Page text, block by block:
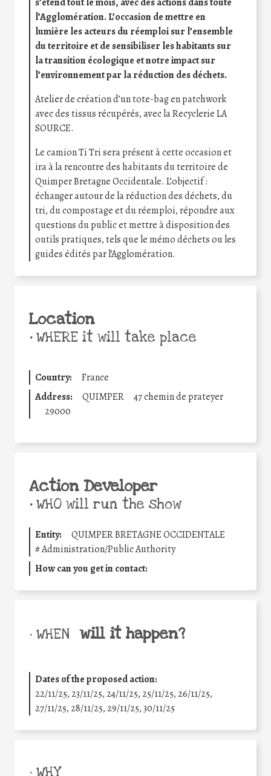
l’Agglomération. L’occasion de mettre en
lumière les acteurs du réemploi sur l’ensemble
du territoire et de sensibiliser les habitants sur
la transition écologique et notre impact sur
l’environnement par la réduction des déchets.
Atelier de création d’un tote-bag en patchwork
avec des tissus récupérés, avec la Recyclerie LA
SOURCE.
Le camion Ti Tri sera présent à cette occasion et
ira à la rencontre des habitants du territoire de
Quimper Bretagne Occidentale. L’objectif :
échanger autour de la réduction des déchets, du
tri, du compostage et du réemploi, répondre aux
questions du public et mettre à disposition des
outils pratiques, tels que le mémo déchets ou les
guides édités par l’Agglomération.
Location
•WHERE it will take place
Country:
France
Address:
QUIMPER
47 chemin de prateyer
29000
Action Developer
•WHO will run the show
Entity:
QUIMPER BRETAGNE OCCIDENTALE
#Administration/Public Authority
How can you get in contact:
• WHEN will it happen?
Dates of the proposed action:
22/11/25, 23/11/25, 24/11/25, 25/11/25, 26/11/25,
27/11/25, 28/11/25, 29/11/25,30/11/25
• WHY